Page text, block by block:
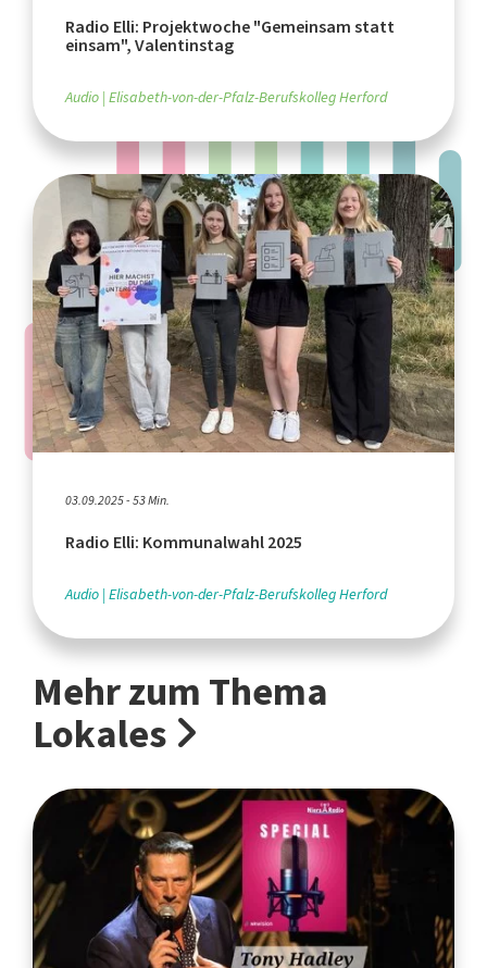
Radio Elli: Projektwoche "Gemeinsam statt
einsam", Valentinstag
Audio Elisabeth-von-der-Pfalz-Berufskolleg Herford
03.09.2025 - 53 Min.
Radio Elli: Kommunalwahl 2025
Audio Elisabeth-von-der-Pfalz-Berufskolleg Herford
Mehr zum Thema
Lokales